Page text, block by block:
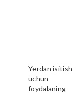
Yerdan isitish
uchun
foydalaning